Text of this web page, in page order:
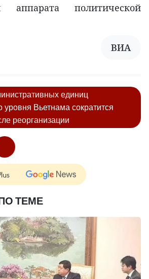
аппарата политической
ВИА
единиц
уровня Вьетнама сократится
реорганизации
ТЕМЕ